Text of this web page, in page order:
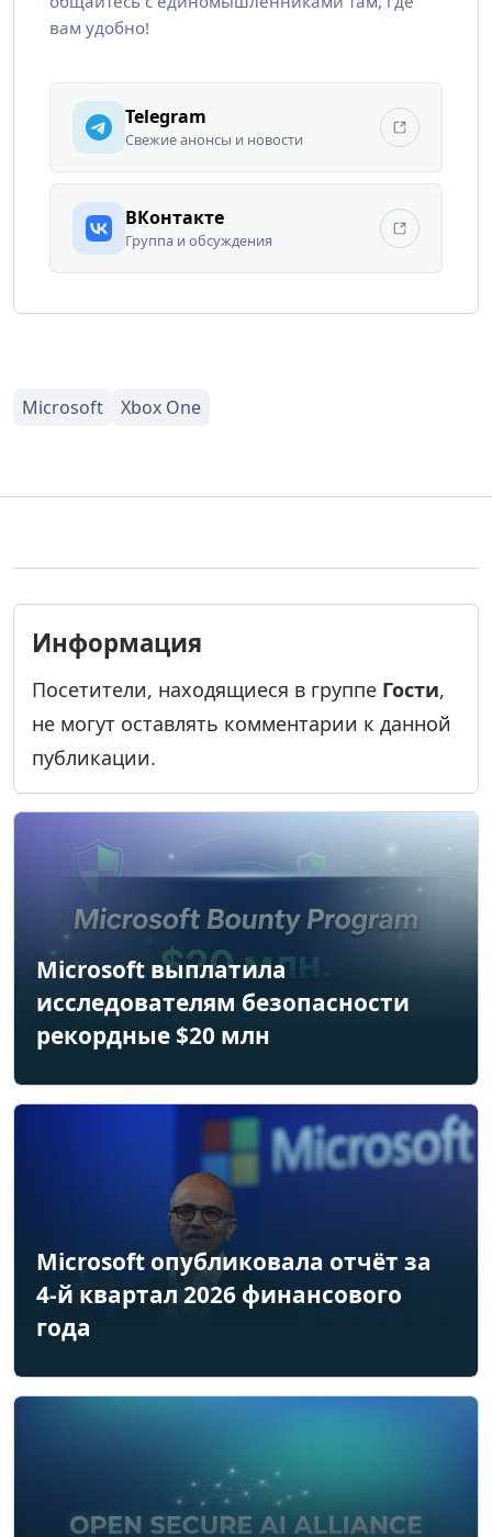
вам удобно!
Telegram
Свежие анонсы и новости
ВКонтакте
Группа и обсуждения
Информация
Посетители, находящиеся в группе Гости,
не могут оставлять комментарии к данной
публикации.
Microsoft выплатила
исследователям безопасности
рекордные $20 млн
Microsoft опубликовала отчёт за
4-й квартал 2026 финансового
года